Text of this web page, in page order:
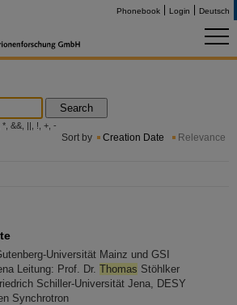
Phonebook Login Deutsch
Search
&&, ||, !, +, -
Sort by Creation Date Relevance
Universität Mainz und GSI
Leitung: Prof. Dr. Thomas Stöhlker
Schiller-Universität Jena, DESY
Synchrotron